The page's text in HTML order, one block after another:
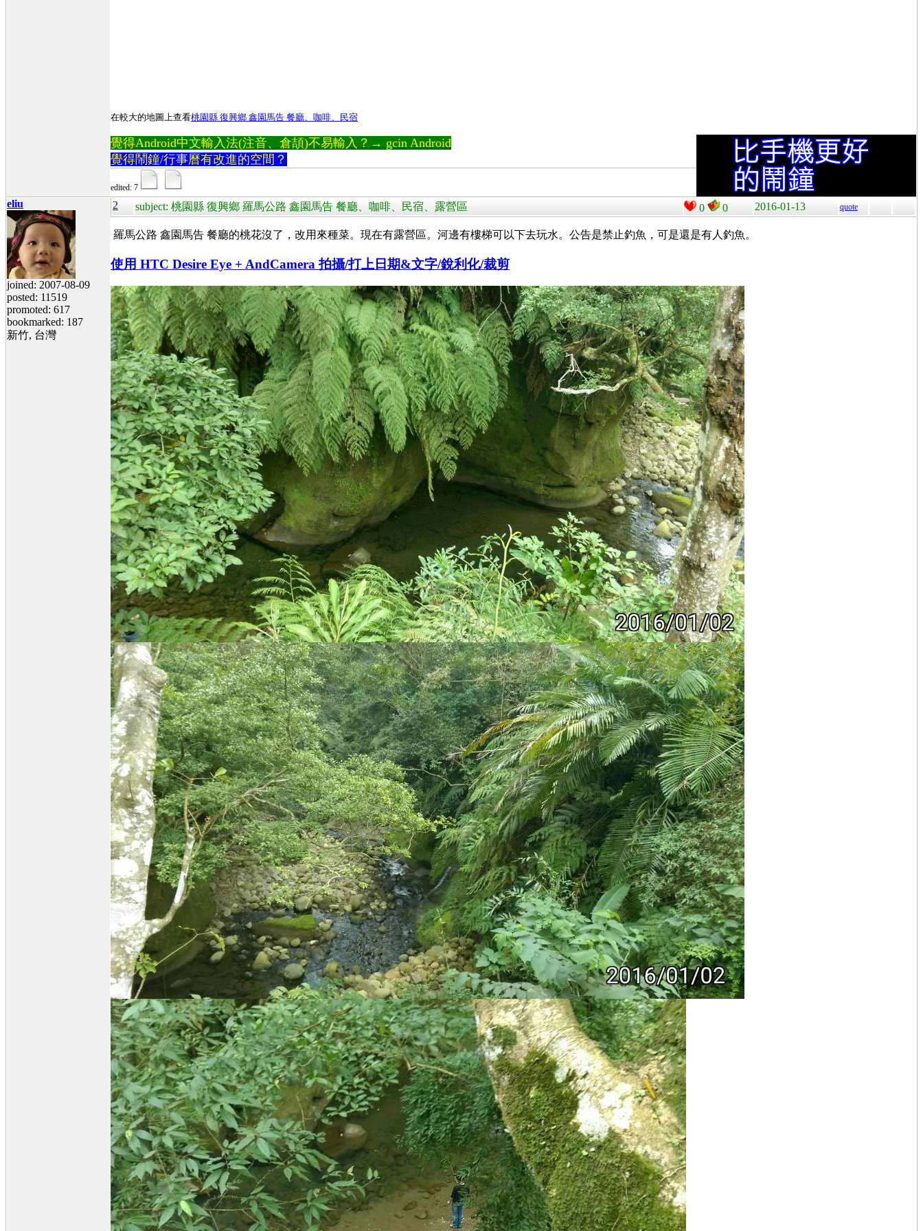
在較大的地圖上查看桃園縣 復興鄉 鑫園馬告 餐廳、咖啡、民宿
覺得Android中文輸入法(注音、倉頡)不易輸入？→ gcin Android
覺得鬧鐘/行事曆有改進的空間？
edited: 7
eliu
joined: 2007-08-09
posted: 11519
promoted: 617
bookmarked: 187
新竹, 台灣
2 subject: 桃園縣 復興鄉 羅馬公路 鑫園馬告 餐廳、咖啡、民宿、露營區 0 0 2016-01-13 quote
羅馬公路 鑫園馬告 餐廳的桃花沒了，改用來種菜。現在有露營區。河邊有樓梯可以下去玩水。公告是禁止釣魚，可是還是有人釣魚。
使用 HTC Desire Eye + AndCamera 拍攝/打上日期&文字/銳利化/裁剪